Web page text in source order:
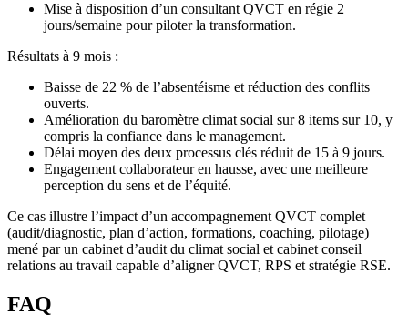
Mise à disposition d’un consultant QVCT en régie 2
jours/semaine pour piloter la transformation.
Résultats à 9 mois :
Baisse de 22 % de l’absentéisme et réduction des conflits
ouverts.
Amélioration du baromètre climat social sur 8 items sur 10, y
compris la confiance dans le management.
Délai moyen des deux processus clés réduit de 15 à 9 jours.
Engagement collaborateur en hausse, avec une meilleure
perception du sens et de l’équité.
Ce cas illustre l’impact d’un accompagnement QVCT complet
(audit/diagnostic, plan d’action, formations, coaching, pilotage)
mené par un cabinet d’audit du climat social et cabinet conseil
relations au travail capable d’aligner QVCT, RPS et stratégie RSE.
FAQ